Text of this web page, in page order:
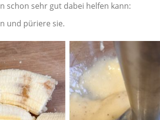
schon sehr gut dabei helfen kann:
und püriere sie.